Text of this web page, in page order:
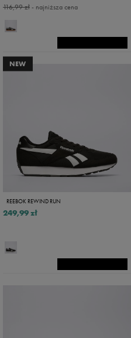
116,99 zł- najniższa cena
NEW
REEBOK REWIND RUN
249,99 zł